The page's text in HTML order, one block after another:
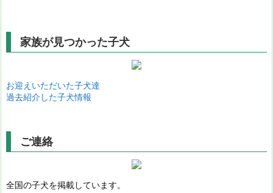
家族が見つかった子犬
お迎えいただいた子犬達
過去紹介した子犬情報
ご連絡
全国の子犬を掲載しています。